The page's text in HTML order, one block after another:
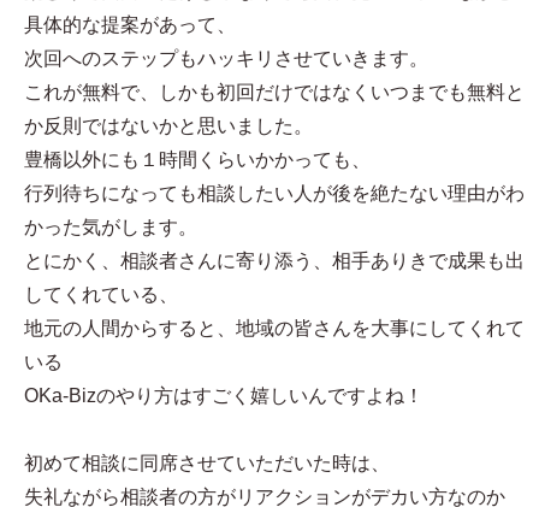
具体的な提案があって、
次回へのステップもハッキリさせていきます。
これが無料で、しかも初回だけではなくいつまでも無料と
か反則ではないかと思いました。
豊橋以外にも１時間くらいかかっても、
行列待ちになっても相談したい人が後を絶たない理由がわ
かった気がします。
とにかく、相談者さんに寄り添う、相手ありきで成果も出
してくれている、
地元の人間からすると、地域の皆さんを大事にしてくれて
いる
OKa-Bizのやり方はすごく嬉しいんですよね！
初めて相談に同席させていただいた時は、
失礼ながら相談者の方がリアクションがデカい方なのか